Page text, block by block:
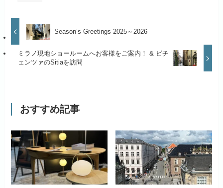
Season’s Greetings 2025～2026
ミラノ現地ショールームへお客様をご案内！ & ビチ
ェンツァのSitiaを訪問
おすすめ記事